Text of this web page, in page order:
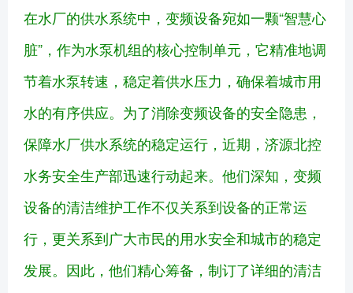
在水厂的供水系统中，变频设备宛如一颗“智慧心
脏”，作为水泵机组的核心控制单元，它精准地调
节着水泵转速，稳定着供水压力，确保着城市用
水的有序供应。为了消除变频设备的安全隐患，
保障水厂供水系统的稳定运行，近期，济源北控
水务安全生产部迅速行动起来。他们深知，变频
设备的清洁维护工作不仅关系到设备的正常运
行，更关系到广大市民的用水安全和城市的稳定
发展。因此，他们精心筹备，制订了详细的清洁